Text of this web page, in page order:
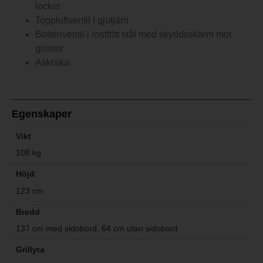
locket
Toppluftventil i gjutjärn
Bottenventil i rostfritt stål med skyddsskärm mot
gnistor
Askraka
Egenskaper
Vikt
108 kg
Höjd
123 cm
Bredd
137 cm med sidobord, 64 cm utan sidobord
Grillyta